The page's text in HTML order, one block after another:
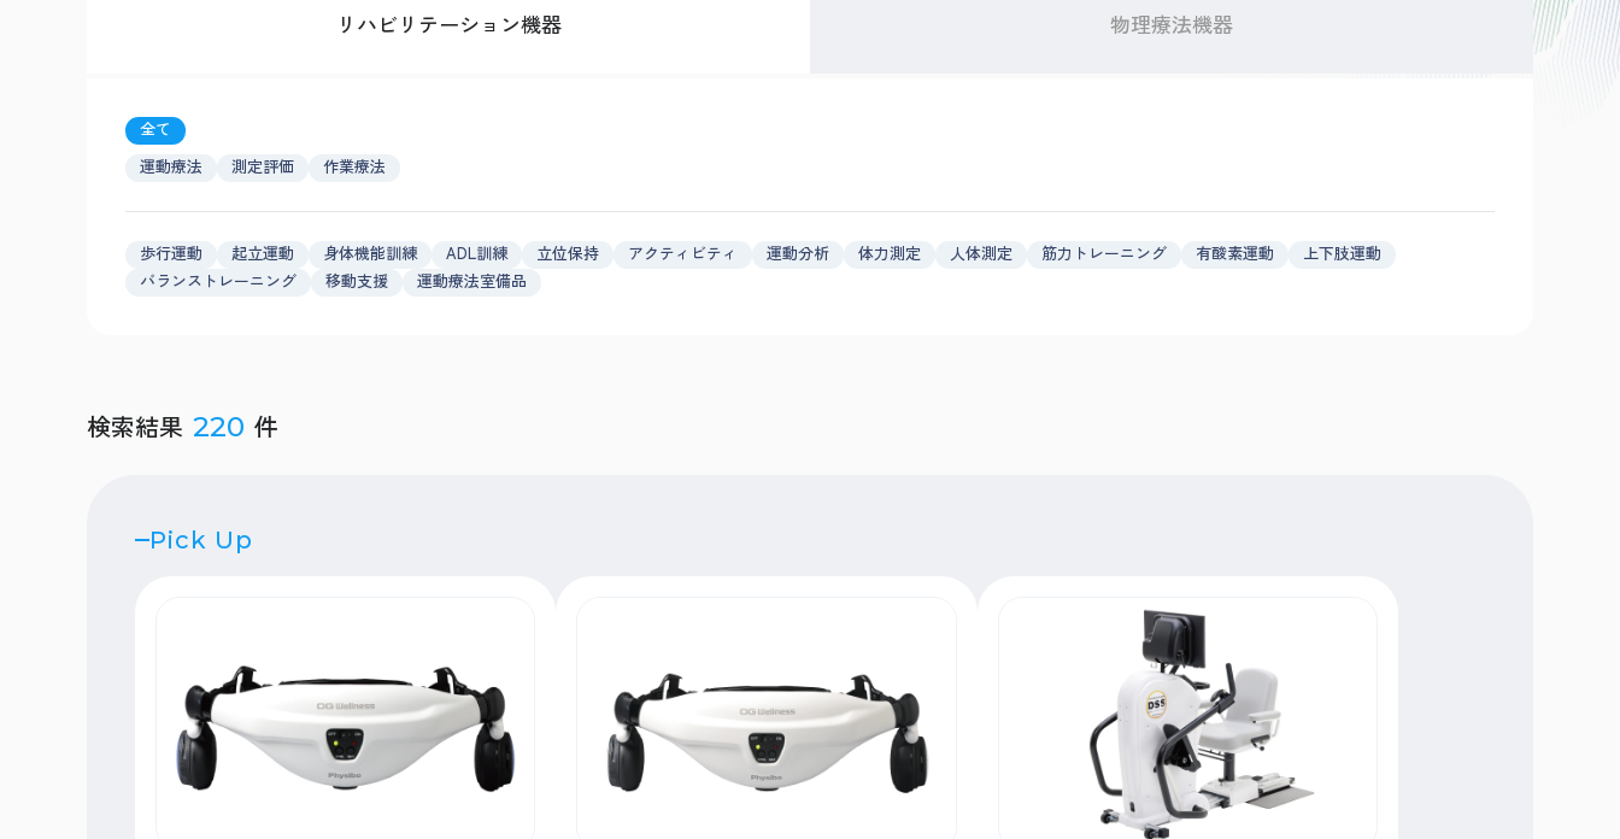
リハビリテーション機器 物理療法機器
全て
運動療法
測定評価 作業療法
歩行運動 起立運動 身体機能訓練 ADL訓練 立位保持 アクティビティ 運動分析 体力測定 人体測定 筋力トレーニング 有酸素運動
上下肢運動
バランストレーニング
移動支援 運動療法室備品
検索結果 220 件
Pick Up